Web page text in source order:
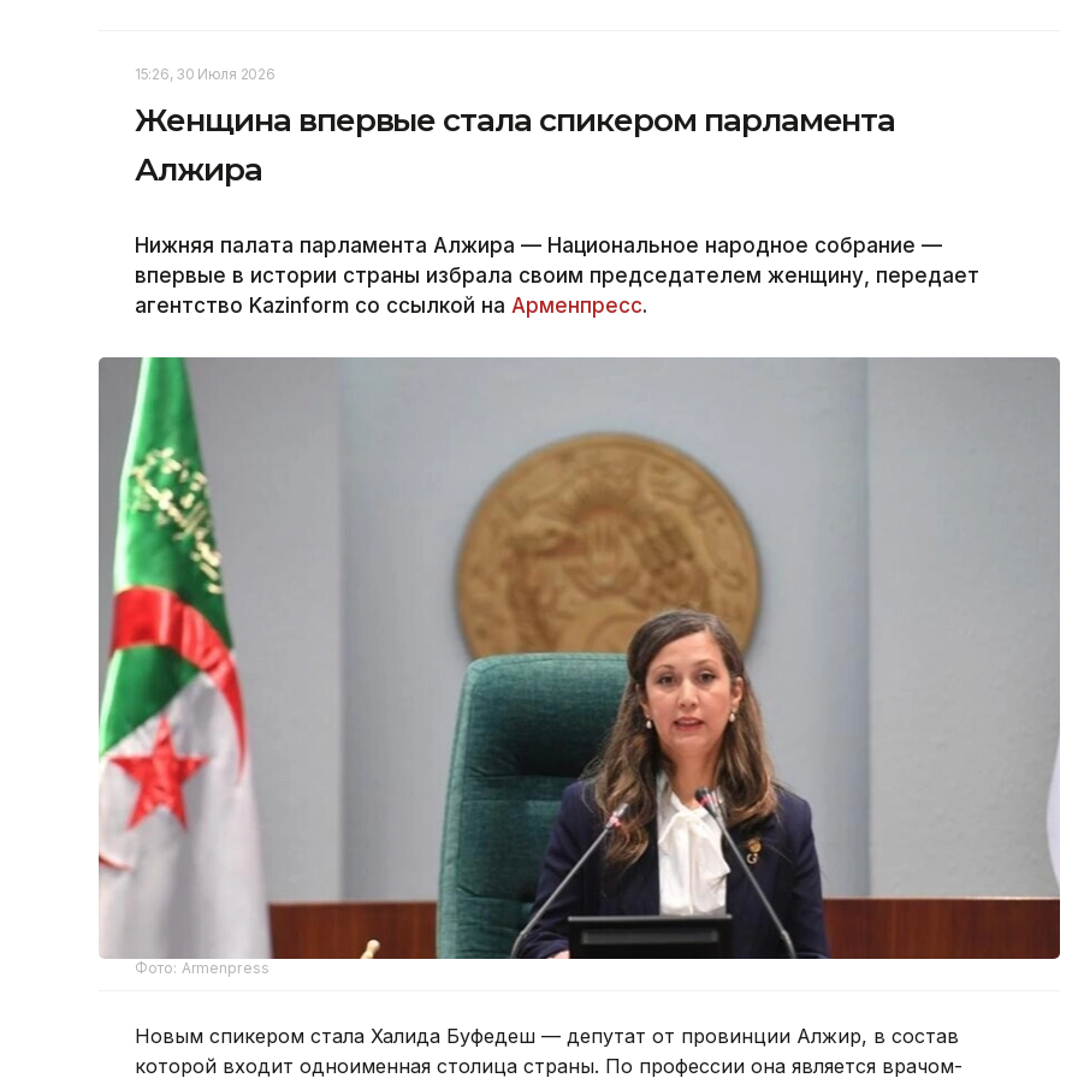
15:26, 30 Июля 2026
Женщина впервые стала спикером парламента
Алжира
Нижняя палата парламента Алжира — Национальное народное собрание —
впервые в истории страны избрала своим председателем женщину, передает
агентство Kazinform со ссылкой на Арменпресс.
Фото: Armenpress
Новым спикером стала Халида Буфедеш — депутат от провинции Алжир, в состав
которой входит одноименная столица страны. По профессии она является врачом-